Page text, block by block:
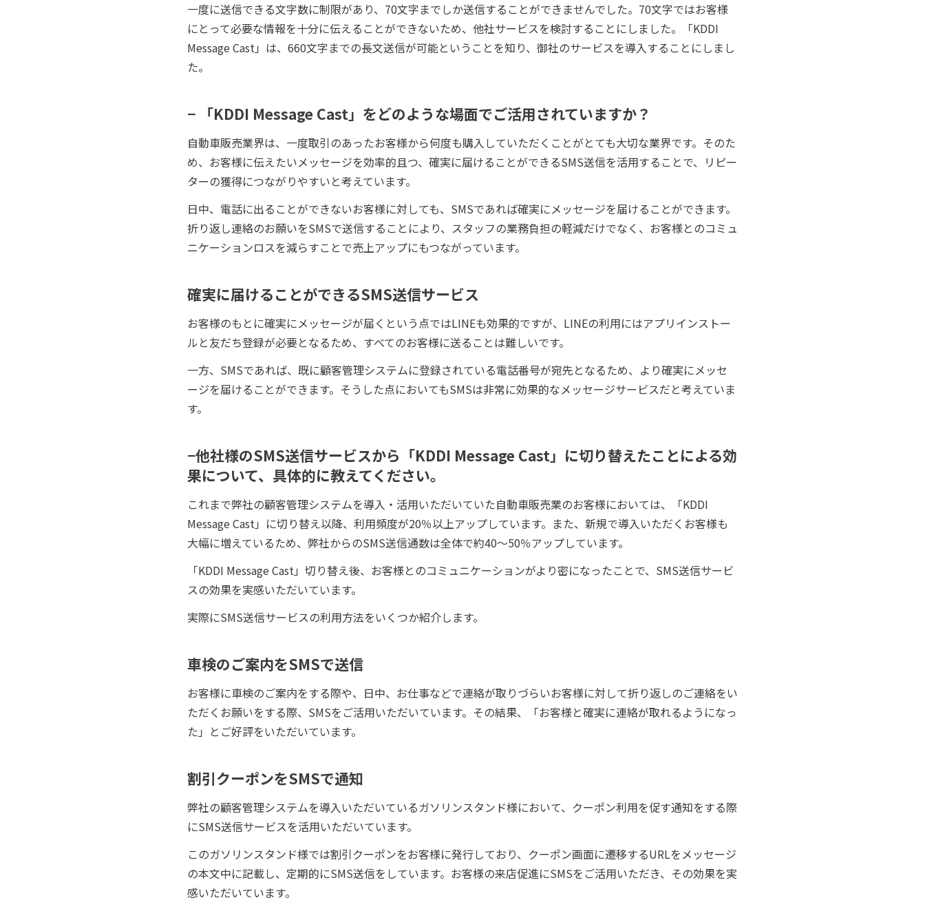
一度に送信できる文字数に制限があり、70文字までしか送信することができませんでした。70文字ではお客様
にとって必要な情報を十分に伝えることができないため、他社サービスを検討することにしました。「KDDI
Message Cast」は、660文字までの長文送信が可能ということを知り、御社のサービスを導入することにしまし
た。
− 「KDDI Message Cast」をどのような場面でご活用されていますか？
自動車販売業界は、一度取引のあったお客様から何度も購入していただくことがとても大切な業界です。そのた
め、お客様に伝えたいメッセージを効率的且つ、確実に届けることができるSMS送信を活用することで、リピー
ターの獲得につながりやすいと考えています。
日中、電話に出ることができないお客様に対しても、SMSであれば確実にメッセージを届けることができます。
折り返し連絡のお願いをSMSで送信することにより、スタッフの業務負担の軽減だけでなく、お客様とのコミュ
ニケーションロスを減らすことで売上アップにもつながっています。
確実に届けることができるSMS送信サービス
お客様のもとに確実にメッセージが届くという点ではLINEも効果的ですが、LINEの利用にはアプリインストー
ルと友だち登録が必要となるため、すべてのお客様に送ることは難しいです。
一方、SMSであれば、既に顧客管理システムに登録されている電話番号が宛先となるため、より確実にメッセ
ージを届けることができます。そうした点においてもSMSは非常に効果的なメッセージサービスだと考えていま
す。
−他社様のSMS送信サービスから「KDDI Message Cast」に切り替えたことによる効
果について、具体的に教えてください。
これまで弊社の顧客管理システムを導入・活用いただいていた自動車販売業のお客様においては、「KDDI
Message Cast」に切り替え以降、利用頻度が20％以上アップしています。また、新規で導入いただくお客様も
大幅に増えているため、弊社からのSMS送信通数は全体で約40〜50％アップしています。
「KDDI Message Cast」切り替え後、お客様とのコミュニケーションがより密になったことで、SMS送信サービ
スの効果を実感いただいています。
実際にSMS送信サービスの利用方法をいくつか紹介します。
車検のご案内をSMSで送信
お客様に車検のご案内をする際や、日中、お仕事などで連絡が取りづらいお客様に対して折り返しのご連絡をい
ただくお願いをする際、SMSをご活用いただいています。その結果、「お客様と確実に連絡が取れるようになっ
た」とご好評をいただいています。
割引クーポンをSMSで通知
弊社の顧客管理システムを導入いただいているガソリンスタンド様において、クーポン利用を促す通知をする際
にSMS送信サービスを活用いただいています。
このガソリンスタンド様では割引クーポンをお客様に発行しており、クーポン画面に遷移するURLをメッセージ
の本文中に記載し、定期的にSMS送信をしています。お客様の来店促進にSMSをご活用いただき、その効果を実
感いただいています。